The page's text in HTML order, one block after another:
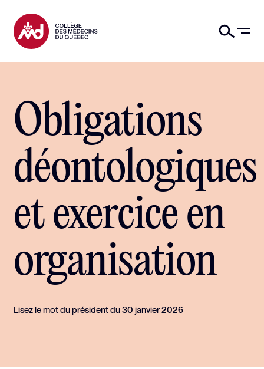
Obligations
déontologiques
et exercice en
organisation
Lisez le mot du président du 30 janvier 2026